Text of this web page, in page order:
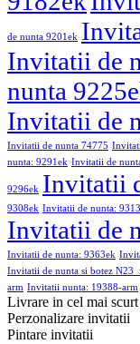
de nunta 9201ek
Invitatii de
nunta
Invitatii de
Invitatii de nunta 74775
nunta: 9291ek Invitatii de
9296ek Invitatii
9308ek Invitatii de nunta:
Invitatii de
Invitatii de nunta: 9363ek
Invitatii de nunta si botez
arm Invitatii nunta: 19388-arm
Livrare in cel mai
Perzonalizare invitatii
Pintare invitatii